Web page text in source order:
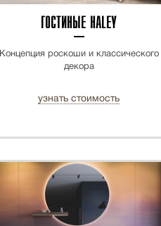
ГОСТИНЫЕ HALEY
Концепция роскоши и классического
декора
узнать стоимость